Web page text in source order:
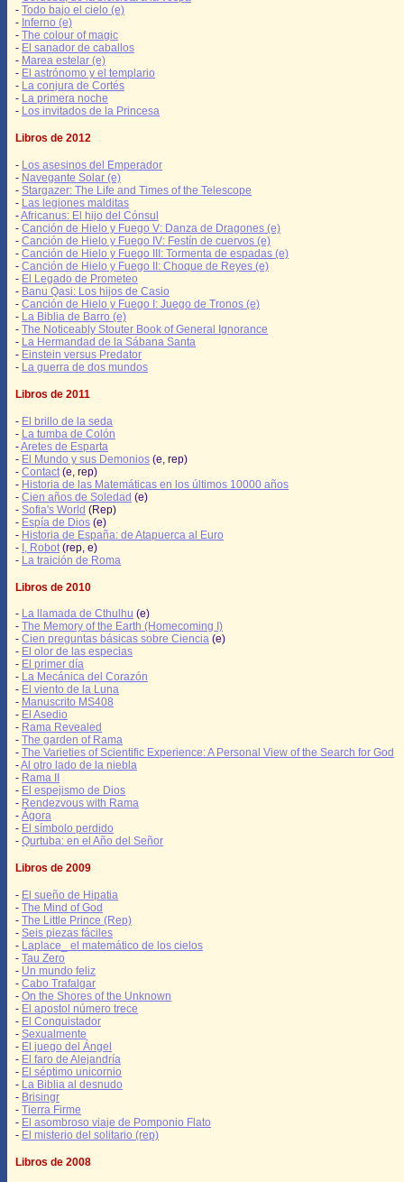
- Todo bajo el cielo (e)
- Inferno (e)
- The colour of magic
- El sanador de caballos
- Marea estelar (e)
- El astrónomo y el templario
- La conjura de Cortés
- La primera noche
- Los invitados de la Princesa
Libros de 2012
- Los asesinos del Emperador
- Navegante Solar (e)
- Stargazer: The Life and Times of the Telescope
- Las legiones malditas
-Africanus: El hijo del Cónsul
- Canción de Hielo y Fuego V: Danza de Dragones (e)
- Canción de Hielo y Fuego IV: Festín de cuervos (e)
- Canción de Hielo y Fuego III: Tormenta de espadas (e)
- Canción de Hielo y Fuego II: Choque de Reyes (e)
- El Legado de Prometeo
- Banu Qasi: Los hijos de Casio
- Canción de Hielo y Fuego I: Juego de Tronos (e)
- La Biblia de Barro (e)
- The Noticeably Stouter Book of General Ignorance
- La Hermandad de la Sábana Santa
- Einstein versus Predator
- La guerra de dos mundos
Libros de 2011
- El brillo de la seda
- La tumba de Colón
-Aretes de Esparta
- El Mundo y sus Demonios (e, rep)
- Contact (e, rep)
- Historia de las Matemáticas en los últimos 10000 años
- Cien años de Soledad (e)
- Sofia's World (Rep)
- Espía de Dios (e)
- Historia de España: de Atapuerca al Euro
- I, Robot (rep, e)
- La traición de Roma
Libros de 2010
- La llamada de Cthulhu (e)
- The Memory of the Earth (Homecoming I)
- Cien preguntas básicas sobre Ciencia (e)
- El olor de las especias
- El primer día
- La Mecánica del Corazón
- El viento de la Luna
- Manuscrito MS408
- El Asedio
- Rama Revealed
- The garden of Rama
- The Varieties of Scientific Experience: A Personal View of the Search for God
-Al otro lado de la niebla
- Rama II
- El espejismo de Dios
- Rendezvous with Rama
- Ágora
- El símbolo perdido
- Qurtuba: en el Año del Señor
Libros de 2009
- El sueño de Hipatia
- The Mind of God
- The Little Prince (Rep)
- Seis piezas fáciles
- Laplace_ el matemático de los cielos
- Tau Zero
- Un mundo feliz
- Cabo Trafalgar
- On the Shores of the Unknown
- El apostol número trece
- El Conquistador
- Sexualmente
- El juego del Ángel
- El faro de Alejandría
- El séptimo unicornio
- La Biblia al desnudo
- Brisingr
- Tierra Firme
- El asombroso viaje de Pomponio Flato
- El misterio del solitario (rep)
Libros de 2008